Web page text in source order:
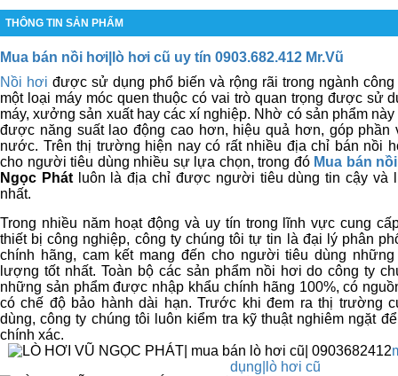
THÔNG TIN SẢN PHẨM
Mua bán nồi hơi|lò hơi cũ uy tín 0903.682.412 Mr.Vũ
Nồi hơi được sử dụng phổ biến và rộng rãi trong ngành
một loại máy móc quen thuộc có vai trò quan trọng được sử
máy, xưởng sản xuất hay các xí nghiệp. Nhờ có sản phẩm
được năng suất lao động cao hơn, hiệu quả hơn, góp phần
nước. Trên thị trường hiện nay có rất nhiều địa chỉ bán nồi
cho người tiêu dùng nhiều sự lựa chọn, trong đó Mua bán
Ngọc Phátluôn là địa chỉ được người tiêu dùng tin cậy và
nhất.
Trong nhiều năm hoạt động và uy tín trong lĩnh vực cung
thiết bị công nghiệp, công ty chúng tôi tự tin là đại lý phân
chính hãng, cam kết mang đến cho người tiêu dùng
lượng tốt nhất. Toàn bộ các sản phẩm nồi hơi do công ty
những sản phẩm được nhập khẩu chính hãng 100%, có
có chế độ bảo hành dài hạn. Trước khi đem ra thị trường
dùng, công ty chúng tôi luôn kiểm tra kỹ thuật nghiêm ngặt
chính xác.
dụng|lò hơi cũ